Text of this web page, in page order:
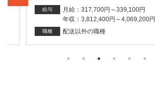
給与
月給：317,700円～339,100円
年収：3,812,400円～4,069,200円
職種 配送以外の職種